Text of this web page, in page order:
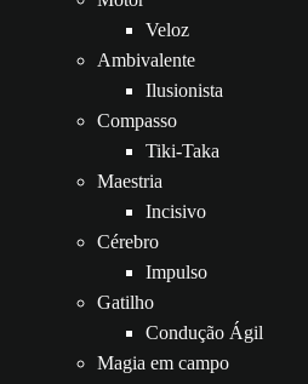
Veloz
Ambivalente
Ilusionista
Compasso
Tiki-Taka
Maestria
Incisivo
Cérebro
Impulso
Gatilho
Condução Ágil
Magia em campo